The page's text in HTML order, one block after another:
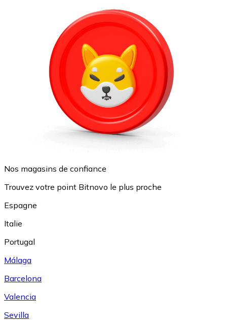
Nos magasins de confiance
Trouvez votre point Bitnovo le plus proche
Espagne
Italie
Portugal
Málaga
Barcelona
Valencia
Sevilla